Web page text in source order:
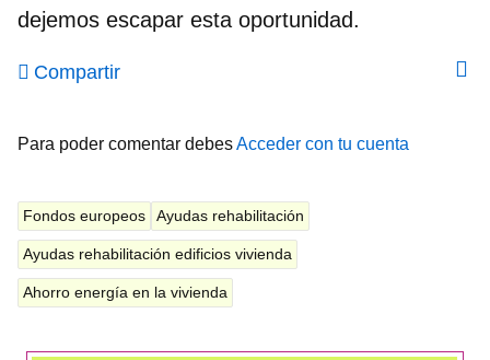
dejemos escapar esta oportunidad.
Compartir
Para poder comentar debesAcceder con tu cuenta
Fondos europeos Ayudas rehabilitación
Ayudas rehabilitación edificios vivienda
Ahorro energía en la vivienda